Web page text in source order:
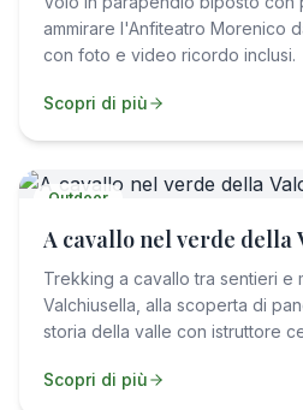
ammirare l'Anfiteatro Morenico
con foto e video ricordo inclusi.
Scopri di più
Outdoor
A cavallo nel verde della
Trekking a cavallo tra sentieri e
Valchiusella, alla scoperta di
storia della valle con istruttore
Scopri di più